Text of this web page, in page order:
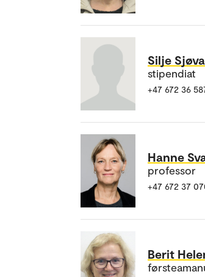
Silje
stipendiat
+47 672 36
Hanne
professor
+47 672 37
Berit